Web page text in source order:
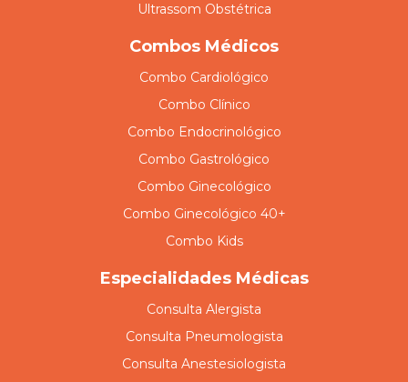
Ultrassom Obstétrica
Combos Médicos
Combo Cardiológico
Combo Clínico
Combo Endocrinológico
Combo Gastrológico
Combo Ginecológico
Combo Ginecológico 40+
Combo Kids
Especialidades Médicas
Consulta Alergista
Consulta Pneumologista
Consulta Anestesiologista